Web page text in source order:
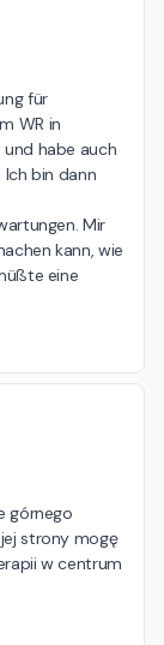
für
WR in
habe auch
Ich bin dann
Mir
kann, wie
eine
górnego
strony mogę
w centrum